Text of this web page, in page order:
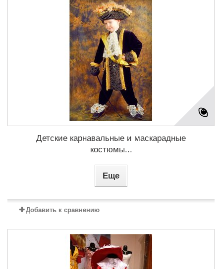
Детские карнавальные и маскарадные
костюмы...
Еще
Добавить к сравнению